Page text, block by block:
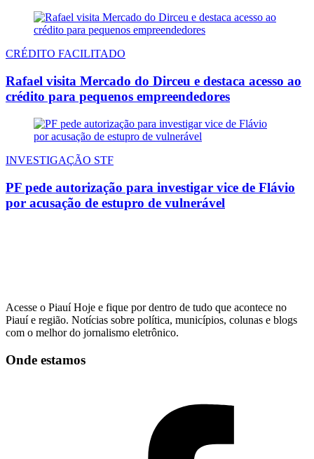
CRÉDITO FACILITADO
Rafael visita Mercado do Dirceu e destaca acesso ao
crédito para pequenos empreendedores
INVESTIGAÇÃO STF
PF pede autorização para investigar vice de Flávio
por acusação de estupro de vulnerável
Acesse o Piauí Hoje e fique por dentro de tudo que acontece no
Piauí e região. Notícias sobre política, municípios, colunas e blogs
com o melhor do jornalismo eletrônico.
Onde estamos